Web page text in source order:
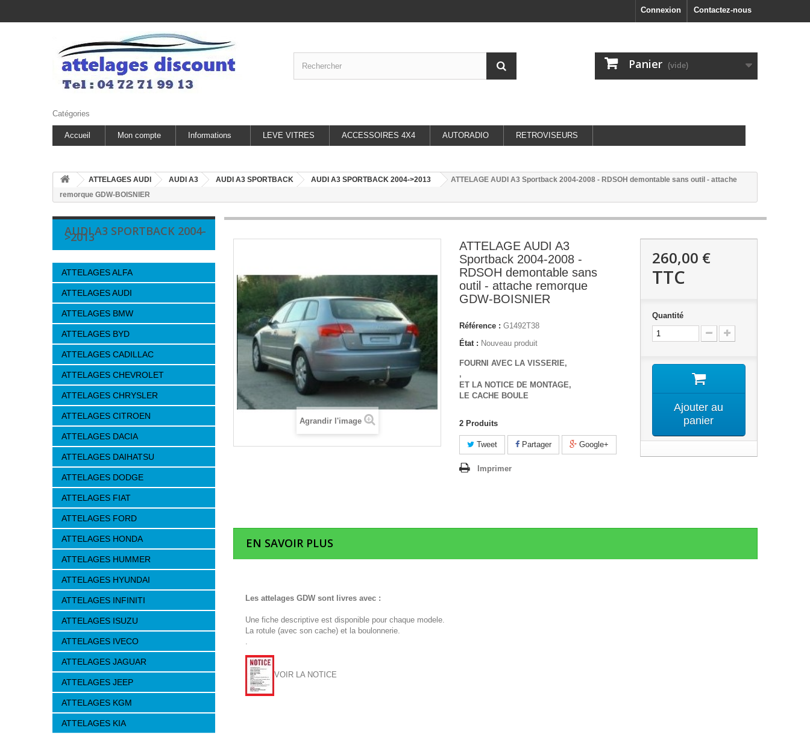
Contactez-nous
Connexion
Panier (vide)
Catégories
Accueil Mon compte Informations LEVE VITRES ACCESSOIRES 4X4 AUTORADIO RETROVISEURS
ATTELAGES AUDI AUDI A3 AUDI A3 SPORTBACK AUDI A3 SPORTBACK 2004->2013
ATTELAGE AUDI A3 Sportback 2004-2008 - RDSOH demontable sans outil - attache
remorque GDW-BOISNIER
AUDI A3 SPORTBACK 2004-
>2013
ATTELAGES ALFA
ATTELAGES AUDI
ATTELAGES BMW
ATTELAGES BYD
ATTELAGES CADILLAC
ATTELAGES CHEVROLET
ATTELAGES CHRYSLER
ATTELAGES CITROEN
ATTELAGES DACIA
ATTELAGES DAIHATSU
ATTELAGES DODGE
ATTELAGES FIAT
ATTELAGES FORD
ATTELAGES HONDA
ATTELAGES HUMMER
ATTELAGES HYUNDAI
ATTELAGES INFINITI
ATTELAGES ISUZU
ATTELAGES IVECO
ATTELAGES JAGUAR
ATTELAGES JEEP
ATTELAGES KGM
ATTELAGES KIA
Agrandir l'image
ATTELAGE AUDI A3
Sportback 2004-2008 -
RDSOH demontable sans
outil - attache remorque
GDW-BOISNIER
Référence : G1492T38
État : Nouveau produit
FOURNI AVEC LA VISSERIE,
,
ET LA NOTICE DE MONTAGE,
LE CACHE BOULE
2 Produits
Tweet Partager Google+
Imprimer
260,00 €
TTC
Quantité
Ajouter au
panier
EN SAVOIR PLUS
Les attelages GDW sont livres avec :
Une fiche descriptive est disponible pour chaque modele.
La rotule (avec son cache) et la boulonnerie.
.
VOIR LA NOTICE